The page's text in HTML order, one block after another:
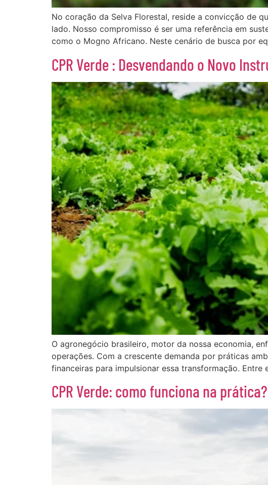
No coração da Selva Florestal, reside a convicção de
lado. Nosso compromisso é ser uma referência em
como o Mogno Africano. Neste cenário de busca por
CPR Verde : Desvendando o Novo
O agronegócio brasileiro, motor da nossa economia,
operações. Com a crescente demanda por práticas
financeiras para impulsionar essa transformação.
CPR Verde: como funciona na prática?